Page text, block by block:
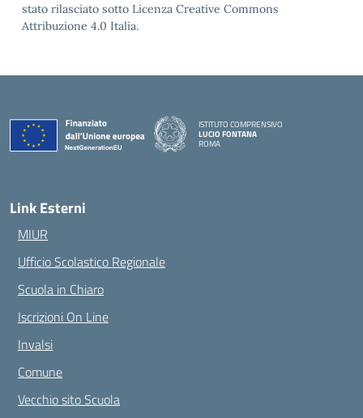
stato rilasciato sotto Licenza Creative Commons
Attribuzione 4.0 Italia.
ISTITUTO COMPRENSIVO
LUCIO FONTANA
ROMA
Link Esterni
MIUR
Ufficio Scolastico Regionale
Scuola in Chiaro
Iscrizioni On Line
Invalsi
Comune
Vecchio sito Scuola